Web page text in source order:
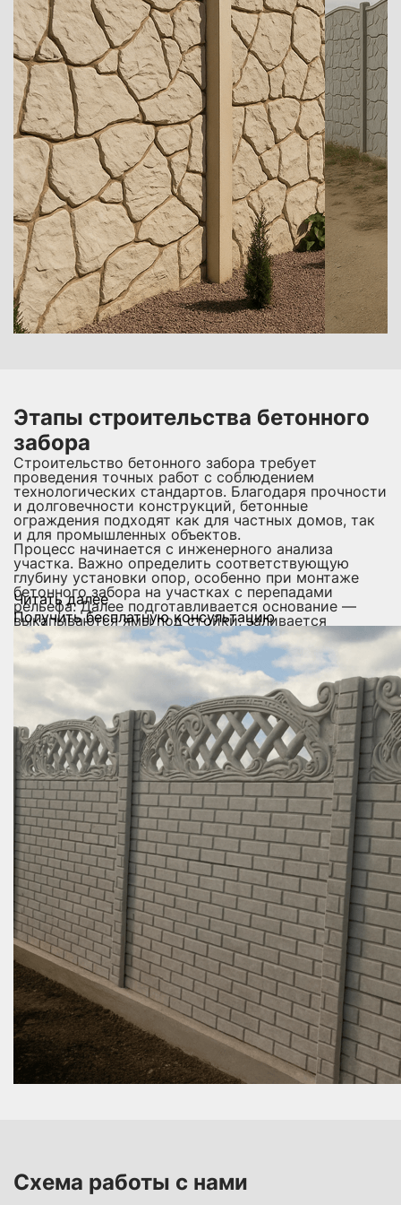
Этапы строительства бетонного
забора
Строительство бетонного забора требует
проведения точных работ с соблюдением
технологических стандартов. Благодаря прочности
и долговечности конструкций, бетонные
ограждения подходят как для частных домов, так
и для промышленных объектов.
Процесс начинается с инженерного анализа
участка. Важно определить соответствующую
глубину установки опор, особенно при монтаже
бетонного забора на участках с перепадами
рельефа. Далее подготавливается основание —
выкапываются ямы под стойки, заливается
бетонная подушка, устанавливаются
направляющие.
Основные этапы монтажа бетонного забора:
Разметка участка с учетом масштаба
Подготовка основания и установка несущих стоек
Монтаж бетонных плит и фиксация в
направляющих
Проверка геометрии и уровня каждой секции
Заливка раствора, герметизация швов
Для тех, кто в поисках решения под ключ, можно
выбрать стандартные секции или заказать
индивидуальное исполнение. Мы рекомендуем
проведение строительства бетонного забора с
обязательным армированием и соблюдением
СНиП. Это обеспечивает прочность конструкции и
устойчивость к нагрузкам. Особенно важно
учитывать климатические особенности региона
при подборе марки бетона.
Чтобы купить бетонный забор с оптимальными
характеристиками, стоит учитывать не только
цену, но и качество литья, толщину армирующего
слоя и тип соединений.
Читать далее
Получить бесплатную консультацию
Схема работы с нами